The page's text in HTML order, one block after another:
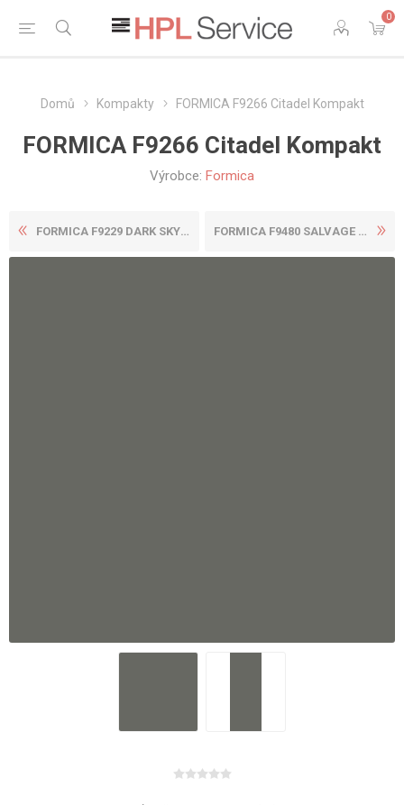
0
Domů Kompakty FORMICA F9266 Citadel Kompakt
FORMICA F9266 Citadel Kompakt
Výrobce: Formica
FORMICA F9229 DARK SKY BIRC... FORMICA F9480 SALVAGE PLANK...